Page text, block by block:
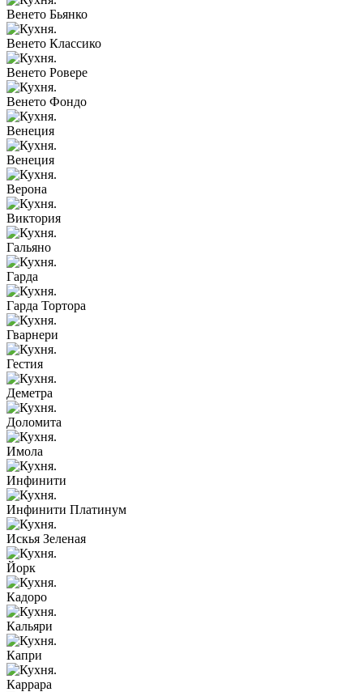
Венето Бьянко
Венето Классико
Венето Ровере
Венето Фондо
Венеция
Венеция
Верона
Виктория
Гальяно
Гарда
Гарда Тортора
Гварнери
Гестия
Деметра
Доломита
Имола
Инфинити
Инфинити Платинум
Искья Зеленая
Йорк
Кадоро
Кальяри
Капри
Каррара